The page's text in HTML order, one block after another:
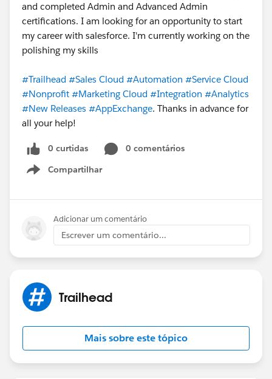
and completed Admin and Advanced Admin
certifications. I am looking for an opportunity to start
my career with salesforce. I'm currently working on the
polishing my skills
#Trailhead #Sales Cloud #Automation #Service Cloud
#Nonprofit #Marketing Cloud #Integration #Analytics
#New Releases #AppExchange. Thanks in advance for
all your help!
0 curtidas
0 comentários
Compartilhar
Show menu
Adicionar um comentário
Escrever um comentário...
Trailhead
Mais sobre este tópico